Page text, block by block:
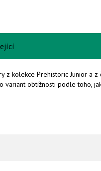
z kolekce Prehistoric Junior a
variant obtížnosti podle toho,